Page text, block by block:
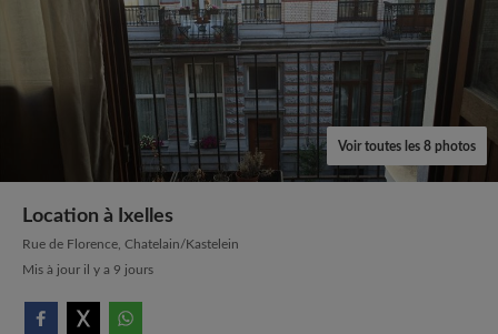
Voir toutes les 8 photos
Location à Ixelles
Rue de Florence, Chatelain/Kastelein
Mis à jour il y a 9 jours